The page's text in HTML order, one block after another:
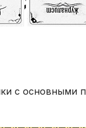
с основными